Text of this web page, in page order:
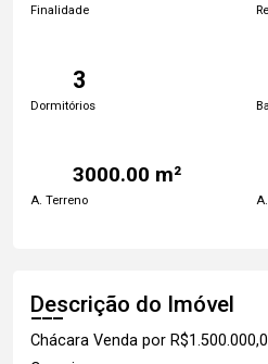
Finalidade
3
Dormitórios
3000.00 m²
A. Terreno
Descrição do Imóvel
Chácara Venda por